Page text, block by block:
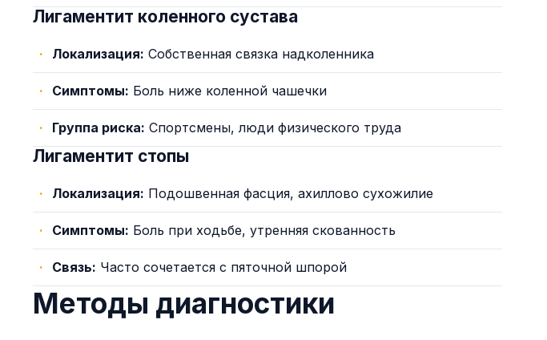
Лигаментит коленного сустава
Локализация: Собственная связка надколенника
Симптомы: Боль ниже коленной чашечки
Группа риска: Спортсмены, люди физического труда
Лигаментит стопы
Локализация: Подошвенная фасция, ахиллово сухожилие
Симптомы: Боль при ходьбе, утренняя скованность
Связь: Часто сочетается с пяточной шпорой
Методы диагностики